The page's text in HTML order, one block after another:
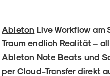
Ableton Live Workflow
Traum endlich Realität –
Ableton Note Beats und
per Cloud-Transfer direkt